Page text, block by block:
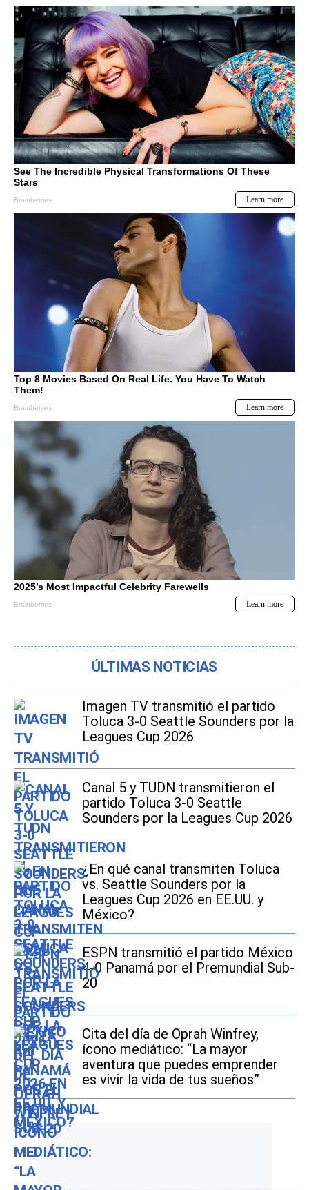
ÚLTIMAS NOTICIAS
Imagen TV transmitió el partido
Toluca 3-0 Seattle Sounders por la
Leagues Cup 2026
Canal 5 y TUDN transmitieron el
partido Toluca 3-0 Seattle
Sounders por la Leagues Cup 2026
¿En qué canal transmiten Toluca
vs. Seattle Sounders por la
Leagues Cup 2026 en EE.UU. y
México?
ESPN transmitió el partido México
4-0 Panamá por el Premundial Sub-
20
Cita del día de Oprah Winfrey,
ícono mediático: “La mayor
aventura que puedes emprender
es vivir la vida de tus sueños”